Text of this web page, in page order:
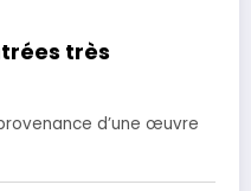
très
d’une œuvre